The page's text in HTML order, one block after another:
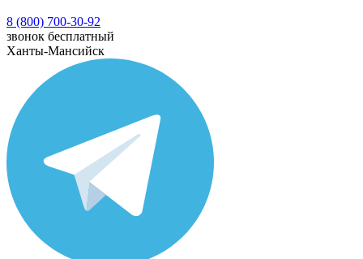
8 (800) 700-30-92
звонок бесплатный
Ханты-Мансийск